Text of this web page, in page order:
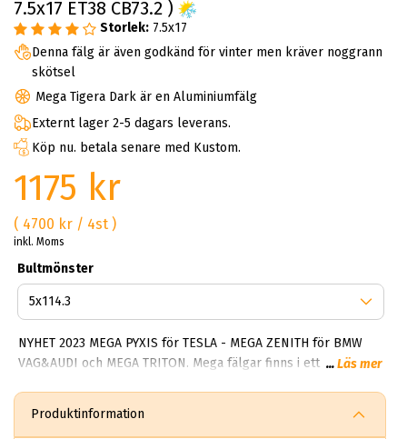
7.5x17 ET38 CB73.2 )
Storlek: 7.5x17
Denna fälg är även godkänd för vinter men kräver noggrann
skötsel
Mega Tigera Dark är en Aluminiumfälg
Externt lager 2-5 dagars leverans.
Köp nu. betala senare med Kustom.
1175 kr
( 4700 kr / 4st )
inkl. Moms
Bultmönster
NYHET 2023 MEGA PYXIS för TESLA - MEGA ZENITH för BMW
VAG&AUDI och MEGA TRITON. Mega fälgar finns i ett brett
deras förmåga att alltid skapa robusta fälgar som tål både
...Läs mer
Produktinformation